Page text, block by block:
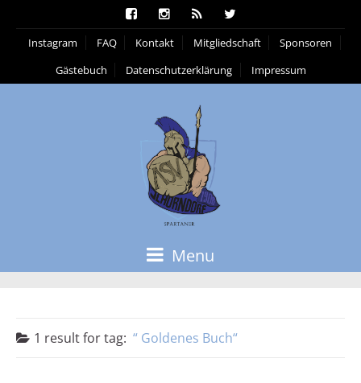
Instagram FAQ Kontakt Mitgliedschaft
Sponsoren
Gästebuch
Datenschutzerklärung Impressum
Menu
1 result fortag: Goldenes Buch